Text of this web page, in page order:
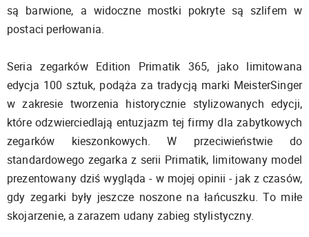
są barwione, a widoczne mostki pokryte są szlifem w
postaci perłowania.
Seria zegarków Edition Primatik 365, jako limitowana
edycja 100 sztuk, podąża za tradycją marki MeisterSinger
w zakresie tworzenia historycznie stylizowanych edycji,
które odzwierciedlają entuzjazm tej firmy dla zabytkowych
zegarków kieszonkowych. W przeciwieństwie do
standardowego zegarka z serii Primatik, limitowany model
prezentowany dziś wygląda - w mojej opinii - jak z czasów,
gdy zegarki były jeszcze noszone na łańcuszku. To miłe
skojarzenie, a zarazem udany zabieg stylistyczny.